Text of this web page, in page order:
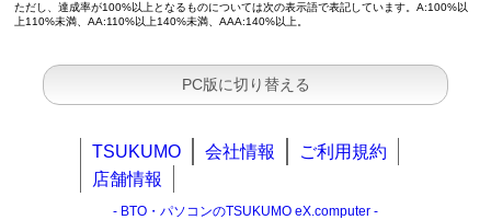
ただし、達成率が100%以上となるものについては次の表示語で表記しています。A:100%以
上110%未満、AA:110%以上140%未満、AAA:140%以上。
PC版に切り替える
TSUKUMO 会社情報
ご利用規約
店舗情報
- BTO・パソコンのTSUKUMO eX.computer -